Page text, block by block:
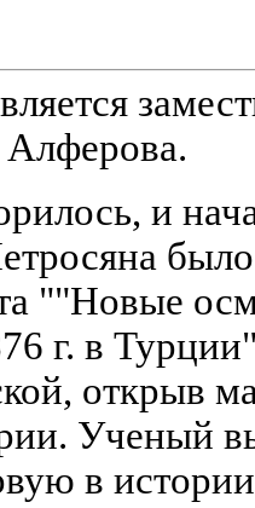
и
""Новые
г. в
открыв
Ученый
в